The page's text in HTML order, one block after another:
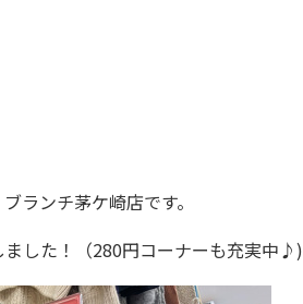
ランチ茅ケ崎店です。
した！（280円コーナーも充実中♪)